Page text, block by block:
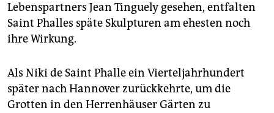
Lebenspartners Jean Tinguely gesehen, entfalten
Saint Phalles späte Skulpturen am ehesten noch
ihre Wirkung.
Als Niki de Saint Phalle ein Vierteljahrhundert
später nach Hannover zurückkehrte, um die
Grotten in den Herrenhäuser Gärten zu